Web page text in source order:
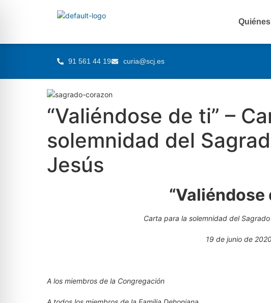
91 561 44 19 curia@scj.es
“Valiéndose de ti” –
solemnidad del
Jesús
“Valiéndose
Carta para la solemnidad del
19 de junio de
A los miembros de la Congregación